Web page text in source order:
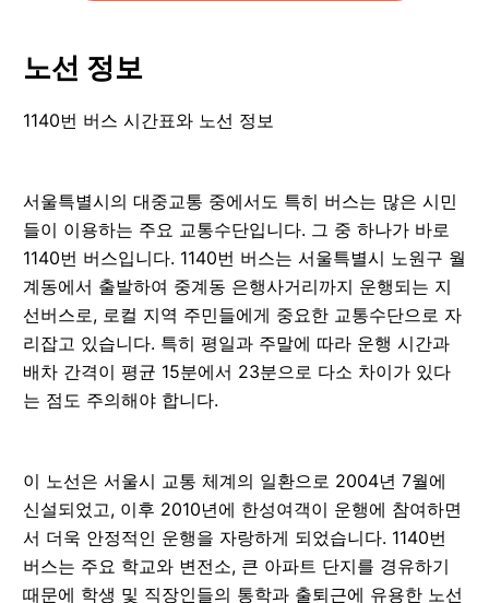
노선 정보
1140번 버스 시간표와 노선 정보
서울특별시의 대중교통 중에서도 특히 버스는 많은 시민
들이 이용하는 주요 교통수단입니다. 그 중 하나가 바로
1140번 버스입니다. 1140번 버스는 서울특별시 노원구 월
계동에서 출발하여 중계동 은행사거리까지 운행되는 지
선버스로, 로컬 지역 주민들에게 중요한 교통수단으로 자
리잡고 있습니다. 특히 평일과 주말에 따라 운행 시간과
배차 간격이 평균 15분에서 23분으로 다소 차이가 있다
는 점도 주의해야 합니다.
이 노선은 서울시 교통 체계의 일환으로 2004년 7월에
신설되었고, 이후 2010년에 한성여객이 운행에 참여하면
서 더욱 안정적인 운행을 자랑하게 되었습니다. 1140번
버스는 주요 학교와 변전소, 큰 아파트 단지를 경유하기
때문에 학생 및 직장인들의 통학과 출퇴근에 유용한 노선